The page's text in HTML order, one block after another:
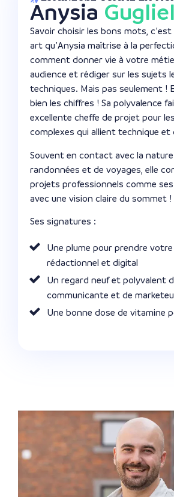
Anysia
Savoir choisir les bons mots,
art qu’Anysia maîtrise à la
comment donner vie à votre
audience et rédiger sur les sujets
techniques. Mais pas seulement !
bien les chiffres ! Sa polyvalence
excellente cheffe de projet pour
complexes qui allient technique et
Souvent en contact avec la
randonnées et de voyages, elle
projets professionnels comme
avec une vision claire du sommet !
Ses signatures :
Une plume pour prendre votre
rédactionnel et digital
Un regard neuf et polyvalent
communicante et de
Une bonne dose de vitamine